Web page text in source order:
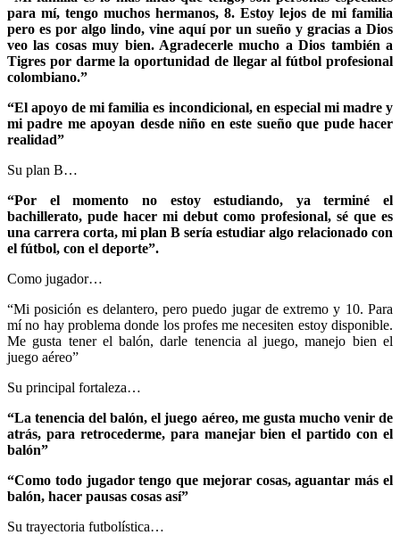
para mí, tengo muchos hermanos, 8. Estoy lejos de mi familia
pero es por algo lindo, vine aquí por un sueño y gracias a Dios
veo las cosas muy bien. Agradecerle mucho a Dios también a
Tigres por darme la oportunidad de llegar al fútbol profesional
colombiano.”
“El apoyo de mi familia es incondicional, en especial mi madre y
mi padre me apoyan desde niño en este sueño que pude hacer
realidad”
Su plan B…
“Por el momento no estoy estudiando, ya terminé el
bachillerato, pude hacer mi debut como profesional, sé que es
una carrera corta, mi plan B sería estudiar algo relacionado con
el fútbol, con el deporte”.
Como jugador…
“Mi posición es delantero, pero puedo jugar de extremo y 10. Para
mí no hay problema donde los profes me necesiten estoy disponible.
Me gusta tener el balón, darle tenencia al juego, manejo bien el
juego aéreo”
Su principal fortaleza…
“La tenencia del balón, el juego aéreo, me gusta mucho venir de
atrás, para retrocederme, para manejar bien el partido con el
balón”
“Como todo jugador tengo que mejorar cosas, aguantar más el
balón, hacer pausas cosas así”
Su trayectoria futbolística…